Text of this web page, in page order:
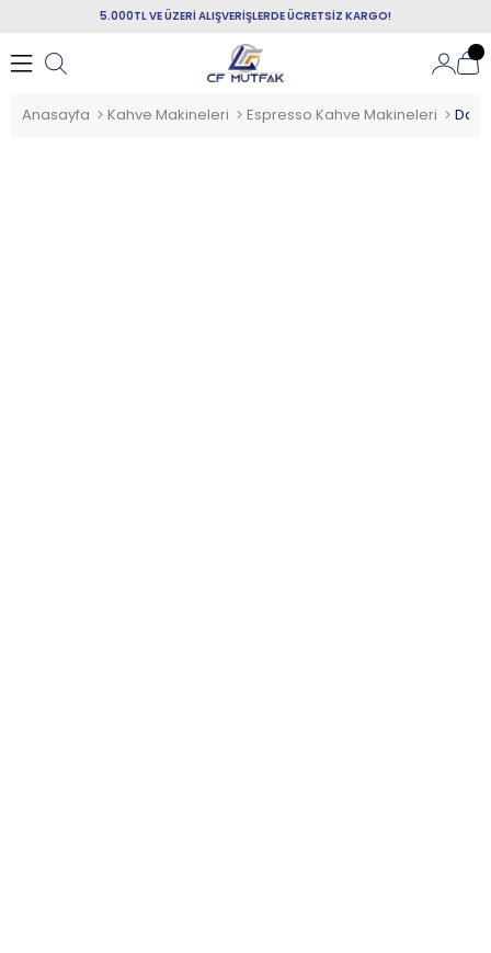
5.000TL VE ÜZERİ ALIŞVERİŞLERDE ÜCRETSİZ KARGO!
Anasayfa Kahve Makineleri Espresso Kahve Makineleri